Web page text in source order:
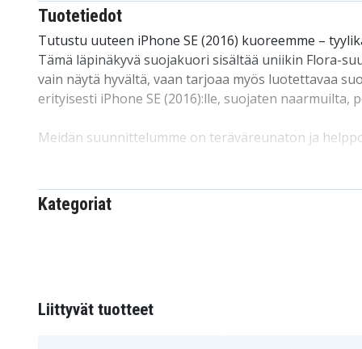
Tuotetiedot
Tutustu uuteen iPhone SE (2016) kuoreemme –
Tämä läpinäkyvä suojakuori sisältää uniikin Flora-
vain näytä hyvältä, vaan tarjoaa myös luotettavaa
erityisesti iPhone SE (2016):lle, suojaten naarmuilta,
Meidän suunnittelumme on teräväreunaton ja
puhelimestasi, ilman naarmuuntumisen tai muiden
yksi markkinoiden suosituimmista
kohtuuhintainen, tämä kuori pärjää hyvin
puhelinten suojaamiseen perheen kesken, lapsille ja
-Erityisesti suunniteltu iPhone SE (2016):lle,
Kategoriat
Liittyvät tuotteet